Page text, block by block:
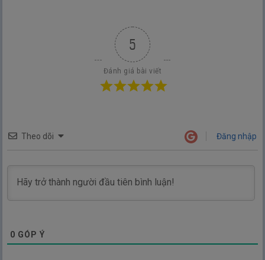
5
Đánh giá bài viết
Theo dõi Đăng nhập
0 GÓP Ý